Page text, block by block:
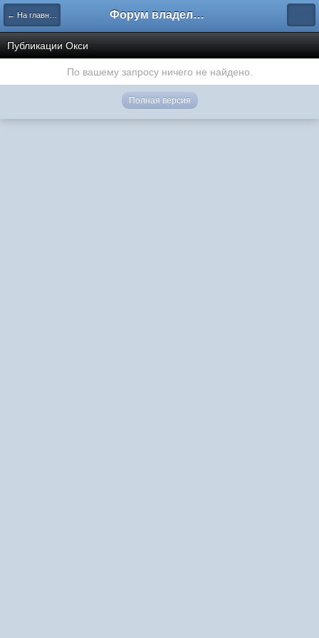
← На главную Форум владельцев интернет-магазинов
Публикации Окси
По вашему запросу ничего не найдено.
Полная версия